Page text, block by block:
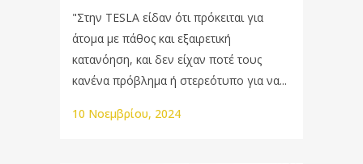
"Στην TESLA είδαν ότι πρόκειται για
άτοµα µε πάθος και εξαιρετική
κατανόηση, και δεν είχαν ποτέ τους
κανένα πρόβληµα ή στερεότυπο για να...
10 Νοεμβρίου, 2024